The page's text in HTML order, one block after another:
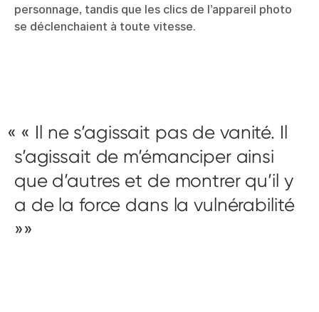
personnage, tandis que les clics de l’appareil photo
se déclenchaient à toute vitesse.
« Il ne s’agissait pas de vanité. Il
s’agissait de m’émanciper ainsi
que d’autres et de montrer qu’il y
a de la force dans la vulnérabilité
»